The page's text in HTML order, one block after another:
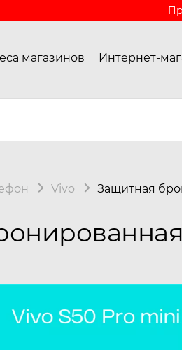
магазинов Интернет-
Vivo Защитная